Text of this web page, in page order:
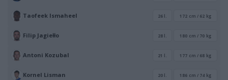
Taofeek Ismaheel 26 l. 172 cm / 62 kg
Filip Jagiełło 28 l. 180 cm / 70 kg
Antoni Kozubal 21 l. 177 cm / 68 kg
Kornel Lisman 20 l. 186 cm / 74 kg